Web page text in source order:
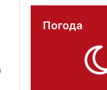
Погода